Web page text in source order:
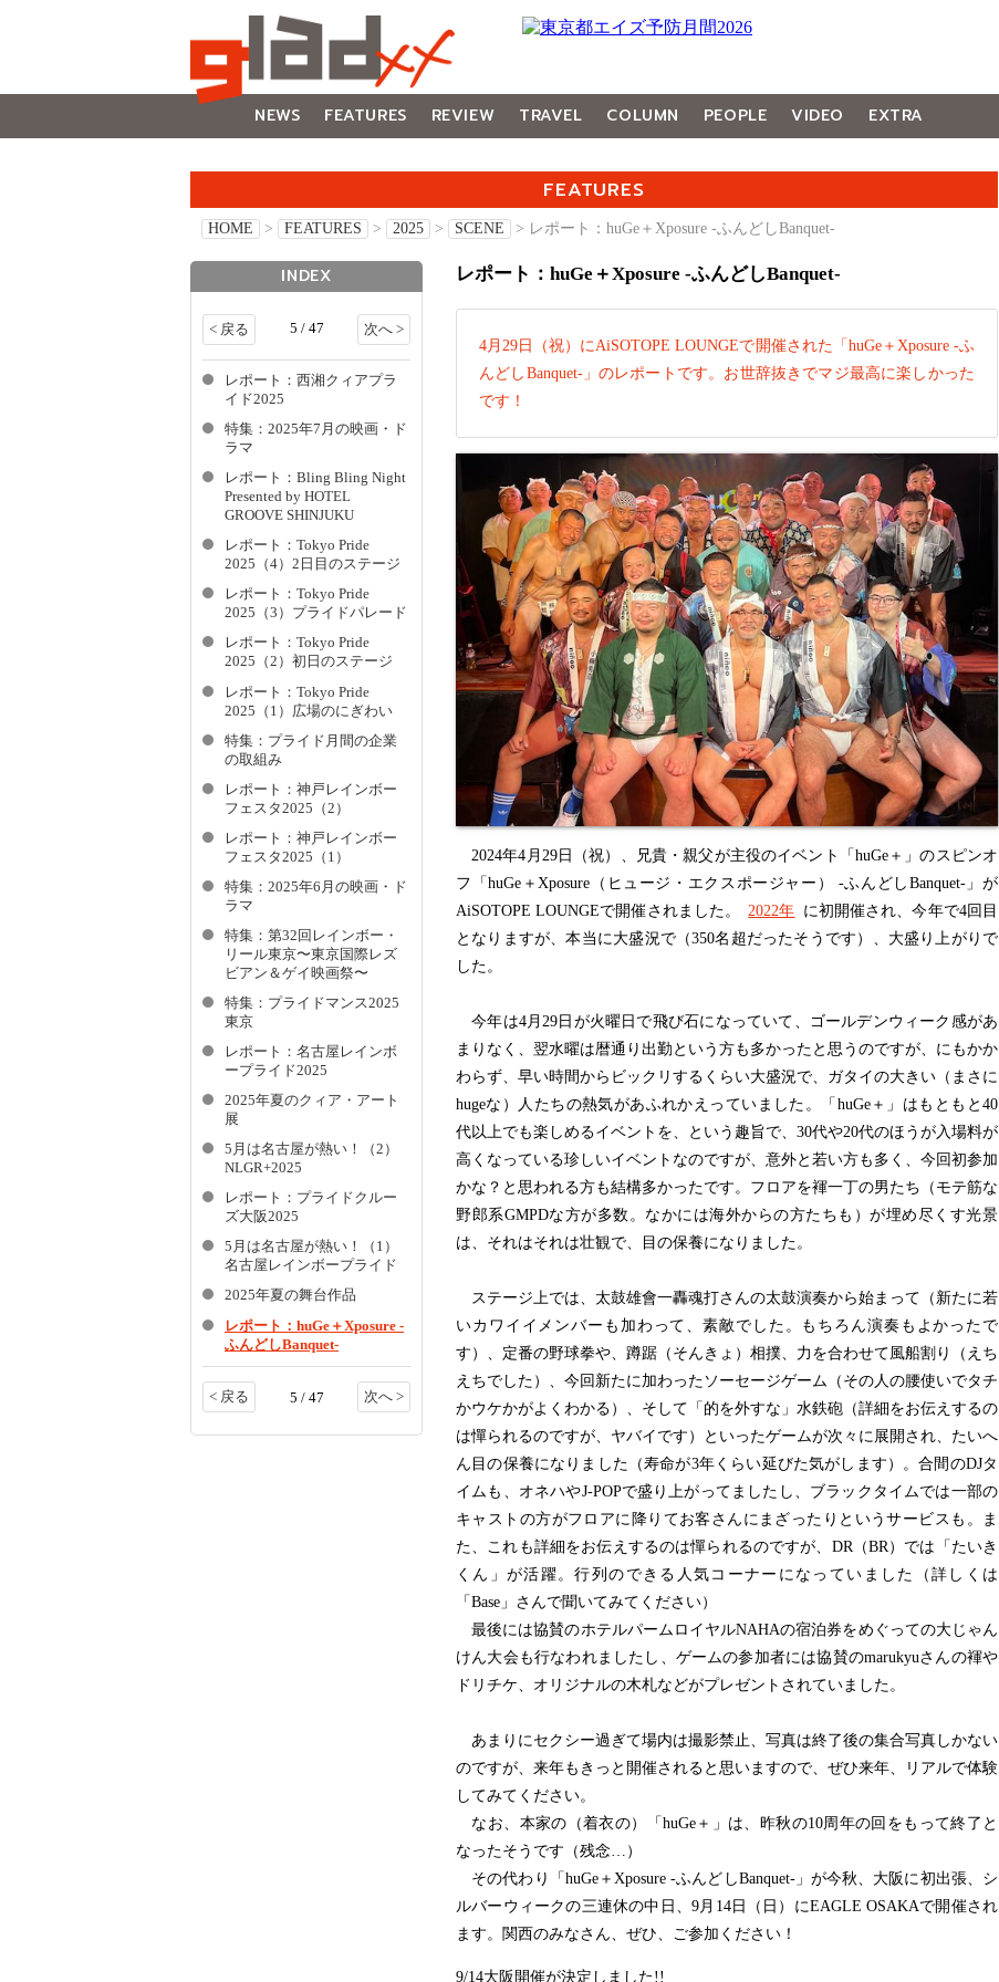
NEWS FEATURES REVIEW TRAVEL COLUMN PEOPLE VIDEO
EXTRA
FEATURES
HOME > FEATURES > 2025 > SCENE > レポート：huGe＋Xposure -ふんどしBanquet-
レポート：huGe＋Xposure -ふんどしBanquet-
4月29日（祝）にAiSOTOPE LOUNGEで開催された「huGe＋Xposure -ふ
んどしBanquet-」のレポートです。お世辞抜きでマジ最高に楽しかった
です！
2024年4月29日（祝）、兄貴・親父が主役のイベント「huGe＋」のスピンオ
フ「huGe＋Xposure（ヒュージ・エクスポージャー） -ふんどしBanquet-」が
AiSOTOPE LOUNGEで開催されました。
2022年 に初開催され、今年で4回目
となりますが、本当に大盛況で（350名超だったそうです）、大盛り上がりで
した。
今年は4月29日が火曜日で飛び石になっていて、ゴールデンウィーク感があ
まりなく、翌水曜は暦通り出勤という方も多かったと思うのですが、にもかか
わらず、早い時間からビックリするくらい大盛況で、ガタイの大きい（まさに
hugeな）人たちの熱気があふれかえっていました。「huGe＋」はもともと40
代以上でも楽しめるイベントを、という趣旨で、30代や20代のほうが入場料が
高くなっている珍しいイベントなのですが、意外と若い方も多く、今回初参加
かな？と思われる方も結構多かったです。フロアを褌一丁の男たち（モテ筋な
野郎系GMPDな方が多数。なかには海外からの方たちも）が埋め尽くす光景
は、それはそれは壮観で、目の保養になりました。
ステージ上では、太鼓雄會一轟魂打さんの太鼓演奏から始まって（新たに若
いカワイイメンバーも加わって、素敵でした。もちろん演奏もよかったで
す）、定番の野球拳や、蹲踞（そんきょ）相撲、力を合わせて風船割り（えち
えちでした）、今回新たに加わったソーセージゲーム（その人の腰使いでタチ
かウケかがよくわかる）、そして「的を外すな」水鉄砲（詳細をお伝えするの
は憚られるのですが、ヤバイです）といったゲームが次々に展開され、たいへ
ん目の保養になりました（寿命が3年くらい延びた気がします）。合間のDJタ
イムも、オネハやJ-POPで盛り上がってましたし、ブラックタイムでは一部の
キャストの方がフロアに降りてお客さんにまざったりというサービスも。ま
た、これも詳細をお伝えするのは憚られるのですが、DR（BR）では「たいき
くん」が活躍。行列のできる人気コーナーになっていました（詳しくは
「Base」さんで聞いてみてください）
最後には協賛のホテルパームロイヤルNAHAの宿泊券をめぐっての大じゃん
けん大会も行なわれましたし、ゲームの参加者には協賛のmarukyuさんの褌や
ドリチケ、オリジナルの木札などがプレゼントされていました。
あまりにセクシー過ぎて場内は撮影禁止、写真は終了後の集合写真しかない
のですが、来年もきっと開催されると思いますので、ぜひ来年、リアルで体験
してみてください。
なお、本家の（着衣の）「huGe＋」は、昨秋の10周年の回をもって終了と
なったそうです（残念…）
その代わり「huGe＋Xposure -ふんどしBanquet-」が今秋、大阪に初出張、シ
ルバーウィークの三連休の中日、9月14日（日）にEAGLE OSAKAで開催され
ます。関西のみなさん、ぜひ、ご参加ください！
9/14大阪開催が決定しました!!
INDEX
< 戻る 5 / 47 次へ >
レポート：西湘クィアプラ
イド2025
特集：2025年7月の映画・ド
ラマ
レポート：Bling Bling Night
Presented by HOTEL
GROOVE SHINJUKU
レポート：Tokyo Pride
2025（4）2日目のステージ
レポート：Tokyo Pride
2025（3）プライドパレード
レポート：Tokyo Pride
2025（2）初日のステージ
レポート：Tokyo Pride
2025（1）広場のにぎわい
特集：プライド月間の企業
の取組み
レポート：神戸レインボー
フェスタ2025（2）
レポート：神戸レインボー
フェスタ2025（1）
特集：2025年6月の映画・ド
ラマ
特集：第32回レインボー・
リール東京〜東京国際レズ
ビアン＆ゲイ映画祭〜
特集：プライドマンス2025
東京
レポート：名古屋レインボ
ープライド2025
2025年夏のクィア・アート
展
5月は名古屋が熱い！（2）
NLGR+2025
レポート：プライドクルー
ズ大阪2025
5月は名古屋が熱い！（1）
名古屋レインボープライド
2025年夏の舞台作品
レポート：huGe＋Xposure -
ふんどしBanquet-
< 戻る 5 / 47 次へ >